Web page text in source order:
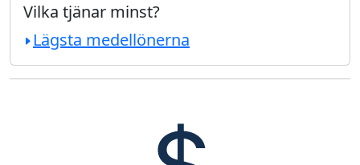
Vilka tjänar minst?
Lägsta medellönerna